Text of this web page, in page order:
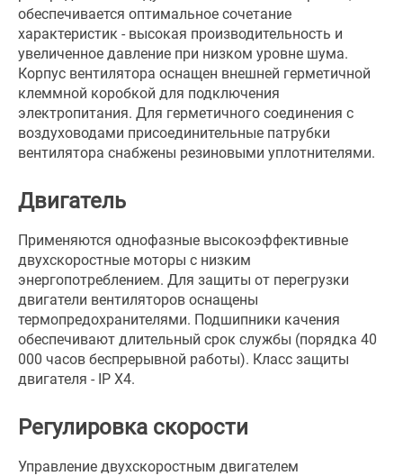
обеспечивается оптимальное сочетание
характеристик - высокая производительность и
увеличенное давление при низком уровне шума.
Корпус вентилятора оснащен внешней герметичной
клеммной коробкой для подключения
электропитания. Для герметичного соединения с
воздуховодами присоединительные патрубки
вентилятора снабжены резиновыми уплотнителями.
Двигатель
Применяются однофазные высокоэффективные
двухскоростные моторы с низким
энергопотреблением. Для защиты от перегрузки
двигатели вентиляторов оснащены
термопредохранителями. Подшипники качения
обеспечивают длительный срок службы (порядка 40
000 часов беспрерывной работы). Класс защиты
двигателя - IP X4.
Регулировка скорости
Управление двухскоростным двигателем